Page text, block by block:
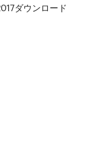
ダウンロード